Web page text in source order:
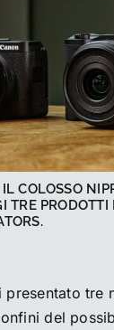
COLOSSO
TRE PRODOTTI
presentato tre
del